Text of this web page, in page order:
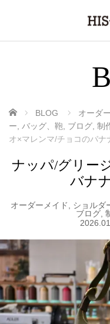
ホーム BLOG オーダ
ー
バッグ、鞄 ブログ 制
オ×マレンマ/チョコのバナ
ナッパ/グリー
バナ
オーダーメイド ショルダ
ブログ,